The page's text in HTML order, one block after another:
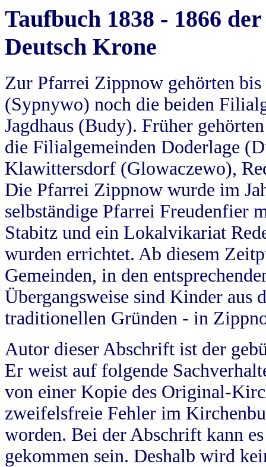
Taufbuch 1838 - 1866
Deutsch Krone
Zur Pfarrei Zippnow gehörten
(Sypnywo) noch die beiden
Jagdhaus (Budy). Früher
die Filialgemeinden Doderlage
Klawittersdorf (Glowaczewo),
Die Pfarrei Zippnow wurde im
selbständige Pfarrei Freudenfier
Stabitz und ein Lokalvikariat
wurden errichtet. Ab diesem
Gemeinden, in den
Übergangsweise sind Kinder aus
traditionellen Gründen - in
Autor dieser Abschrift ist der
Er weist auf folgende
von einer Kopie des Original-
zweifelsfreie Fehler im
worden. Bei der Abschrift kann
gekommen sein. Deshalb wird